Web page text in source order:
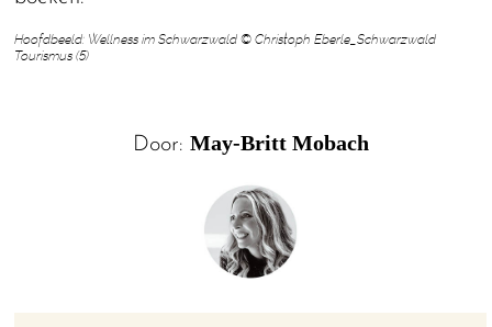
Hoofdbeeld: Wellness im Schwarzwald © Christoph Eberle_Schwarzwald
Tourismus (5)
Door: May-Britt Mobach